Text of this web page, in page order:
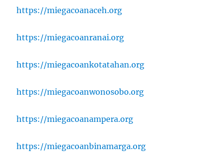
https://miegacoanaceh.org
https://miegacoanranai.org
https://miegacoankotatahan.org
https://miegacoanwonosobo.org
https://miegacoanampera.org
https://miegacoanbinamarga.org